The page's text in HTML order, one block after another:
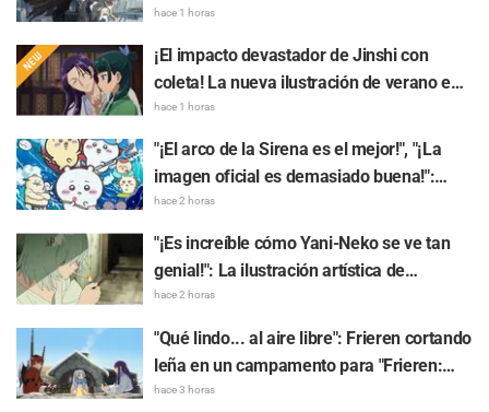
XARX-ZERO" para 2027: "¡¡Una capa y un
brazo tipo bestia!!" y "El mecha del
protagonista es muy atractivo"
hace 1 horas
¡El impacto devastador de Jinshi con
coleta! La nueva ilustración de verano en
yukata de "Los diarios de la boticaria"
genera furor: "Me dio un paro cardíaco" y
"Debería ser preservado como un mural"
hace 1 horas
"¡El arco de la Sirena es el mejor!", "¡La
imagen oficial es demasiado buena!":
Gran expectativa por el estreno de la
película "Chiikawa The Movie: The Secret
of the Mermaid Island" hoy, 24 de julio
hace 2 horas
"¡Es increíble cómo Yani-Neko se ve tan
genial!": La ilustración artística de
"Chainsmoker Cat" realizada por la autora
de "Blue Period" genera comentarios
como "Tranquilamente podría estar en la
Universidad de las Artes"
hace 2 horas
"Qué lindo... al aire libre": Frieren cortando
leña en un campamento para "Frieren:
Más allá del final del viaje", y los fans
hace 3 horas